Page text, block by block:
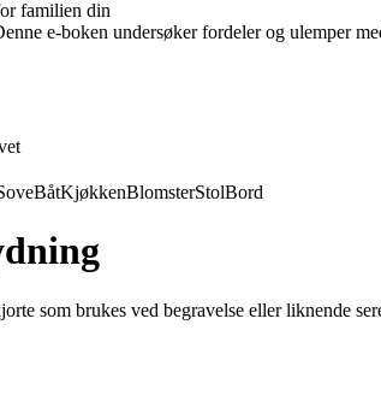
familien din
e-boken undersøker fordeler og ulemper
BåtKjøkkenBlomsterStolBord
som brukes ved begravelse eller liknende